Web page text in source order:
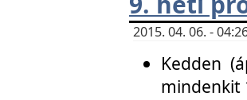
2015. 04. 06. -
Kedden
mindenkit